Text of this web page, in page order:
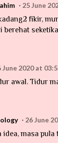
25 June
fikir,
berehat seketika
June 2020 at
awal. Tidur
26 June
idea, masa pula